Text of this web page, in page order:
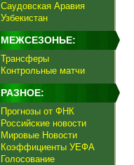
Саудовская Аравия
Узбекистан
МЕЖСЕЗОНЬЕ:
Трансферы
Контрольные матчи
РАЗНОЕ:
Прогнозы от ФНК
Российские новости
Мировые Новости
Коэффициенты УЕФА
Голосование